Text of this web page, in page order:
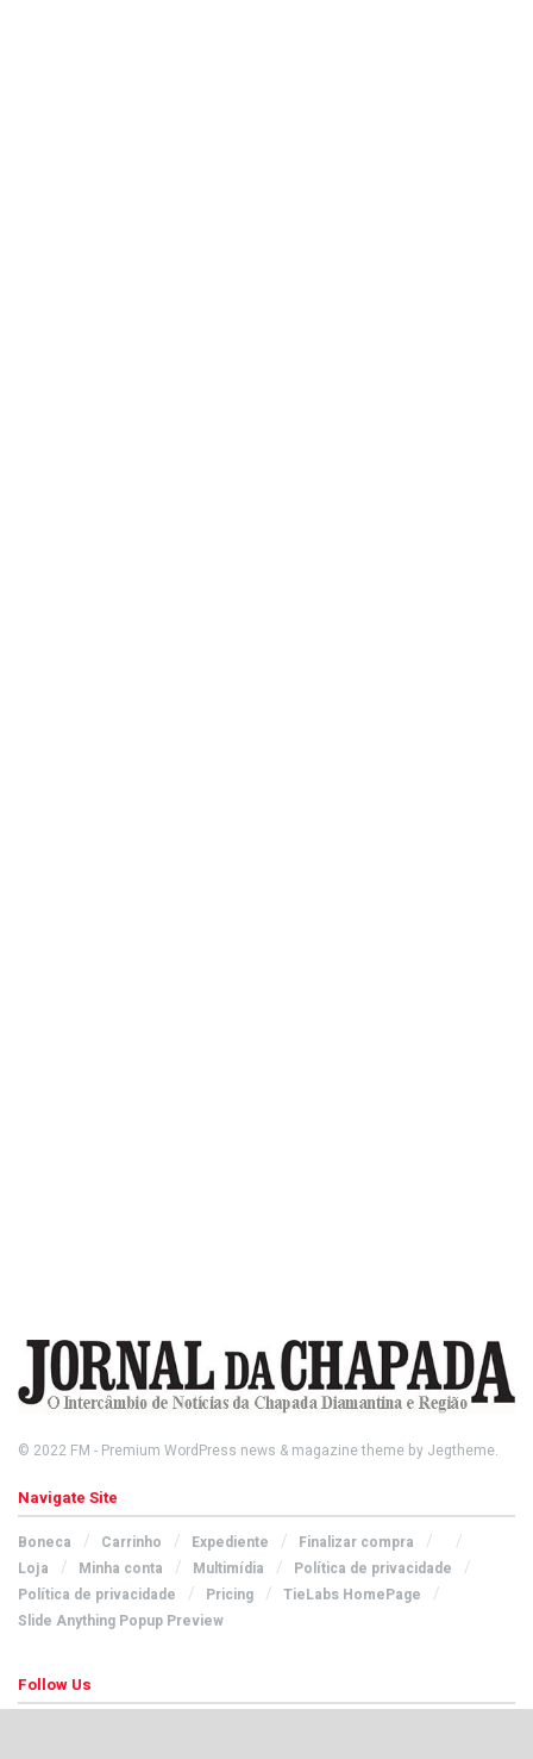
© 2022 FM - Premium WordPress news & magazine theme by Jegtheme.
Navigate Site
Boneca Carrinho Expediente
Finalizar compra
Loja
Minha conta Multimídia
Política de privacidade
Política de privacidade
Pricing
TieLabs HomePage
Slide Anything Popup Preview
Follow Us